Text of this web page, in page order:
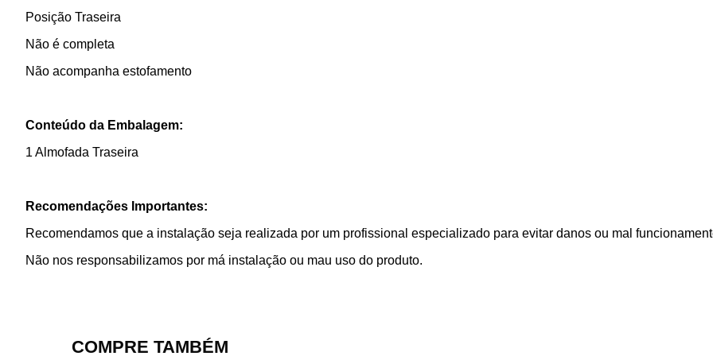
Posição Traseira
Não é completa
Não acompanha estofamento
Conteúdo da Embalagem:
1 Almofada Traseira
Recomendações Importantes:
Recomendamos que a instalação seja realizada por um profissional especializado para evitar danos ou mal
Não nos responsabilizamos por má instalação ou mau uso do produto.
COMPRE TAMBÉM